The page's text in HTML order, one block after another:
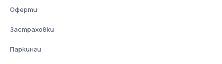
Оферти
Застраховки
Паркинги